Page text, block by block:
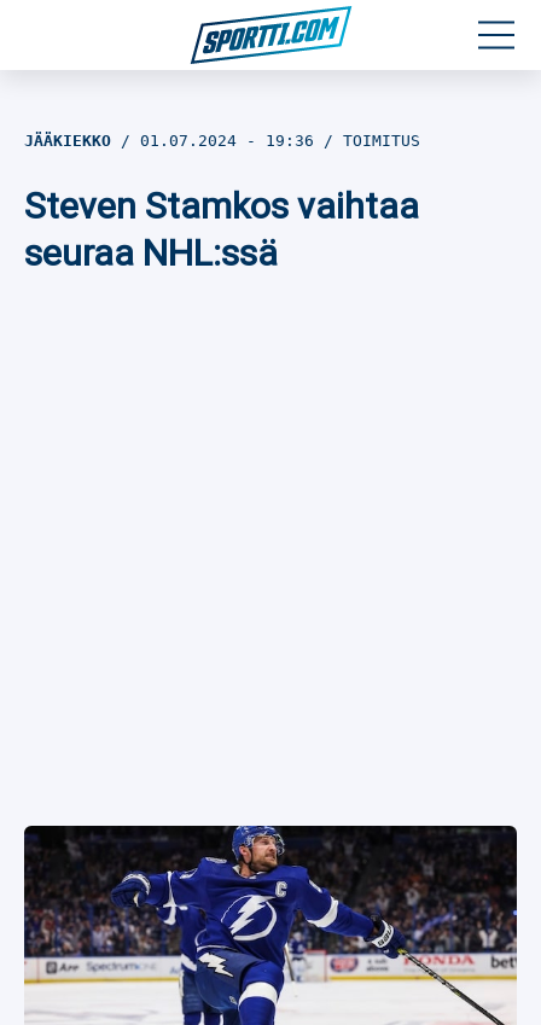
Jalkapallo
JÄÄKIEKKO 01.07.2024 - 19:36 TOIMITUS
Steven Stamkos vaihtaa
seuraa NHL:ssä